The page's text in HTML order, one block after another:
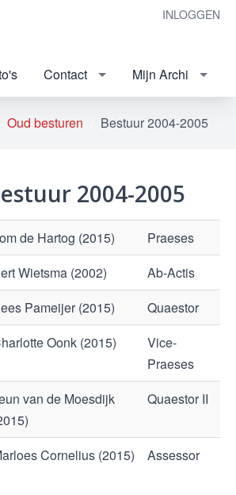
INLOGGEN
Contact Mijn Archi
Oud besturen Bestuur 2004-2005
2004-2005
de Hartog (2015)
Praeses
Wietsma (2002)
Ab-Actis
Pameijer (2015)
Quaestor
Oonk (2015)
Vice-
Praeses
van de Moesdijk
Quaestor II
Cornelius (2015) Assessor